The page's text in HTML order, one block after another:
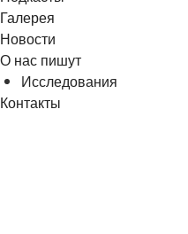
Галерея
Новости
О нас пишут
Исследования
Контакты